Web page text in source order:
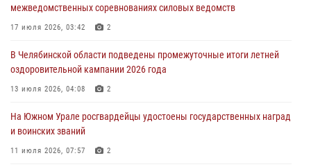
Росгвардейцы задержали трёх магазинных воров в Челябинске
На Южном Урале сотрудники Росгвардии задержали
подозреваемого в совершении убийства
В Челябинской области росгвардейцами по горячим следам
задержан подозреваемый в грабеже
межведомственных соревнованиях силовых ведомств
17 июля 2026, 03:42 2
В Челябинской области подведены промежуточные итоги летней
оздоровительной кампании 2026 года
13 июля 2026, 04:08 2
На Южном Урале росгвардейцы удостоены государственных наград
и воинских званий
11 июля 2026, 07:57 2